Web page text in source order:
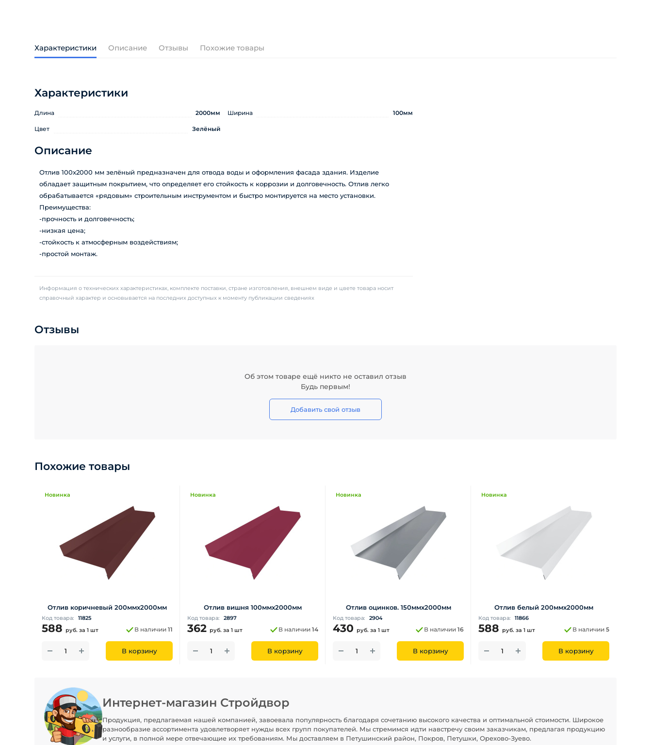
Характеристики Описание Отзывы Похожие товары
Характеристики
Длина 2000мм Ширина 100мм
Цвет Зелёный
Описание
Отлив 100x2000 мм зелёный предназначен для отвода воды и оформления фасада здания. Изделие
обладает защитным покрытием, что определяет его стойкость к коррозии и долговечность. Отлив легко
обрабатывается «рядовым» строительным инструментом и быстро монтируется на место установки.
Преимущества:
-прочность и долговечность;
-низкая цена;
-стойкость к атмосферным воздействиям;
-простой монтаж.
Информация о технических характеристиках, комплекте поставки, стране изготовления, внешнем виде и цвете товара носит
справочный характер и основывается на последних доступных к моменту публикации сведениях
Отзывы
Об этом товаре ещё никто не оставил отзыв
Будь первым!
Добавить свой отзыв
Похожие товары
Новинка
Отлив коричневый 200ммх2000мм
Код товара: 11825
588 руб. за 1 шт В наличии 11
В корзину
Новинка
Отлив вишня 100ммх2000мм
Код товара: 2897
362 руб. за 1 шт В наличии 14
В корзину
Новинка
Отлив оцинков. 150ммх2000мм
Код товара: 2904
430 руб. за 1 шт В наличии 16
В корзину
Новинка
Отлив белый 200ммх2000мм
Код товара: 11866
588 руб. за 1 шт В наличии 5
В корзину
Интернет-магазин Стройдвор
Продукция, предлагаемая нашей компанией, завоевала популярность благодаря сочетанию высокого качества и оптимальной стоимости. Широкое
разнообразие ассортимента удовлетворяет нужды всех групп покупателей. Мы стремимся идти навстречу своим заказчикам, предлагая продукцию
и услуги, в полной мере отвечающие их требованиям. Мы доставляем в Петушинский район, Покров, Петушки, Орехово-Зуево.